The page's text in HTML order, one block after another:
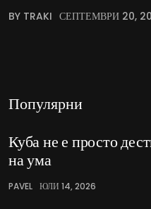
BY TRAKI СЕПТЕМВРИ 20,
Популярни
Куба не е просто
на ума
PAVEL ЮЛИ 14, 2026